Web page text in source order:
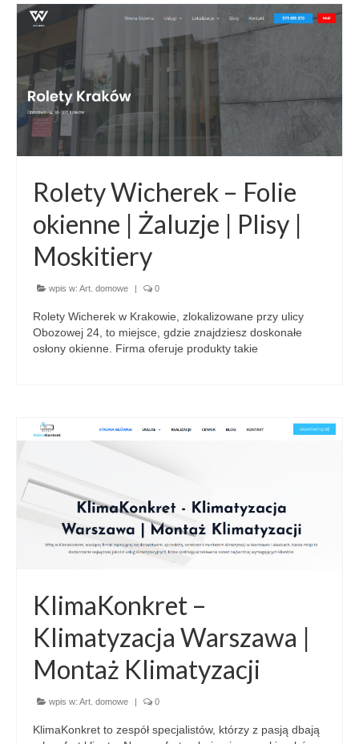
Rolety Wicherek – Folie
okienne | Żaluzje | Plisy |
Moskitiery
wpis w: Art. domowe | 0
Rolety Wicherek w Krakowie, zlokalizowane przy ulicy
Obozowej 24, to miejsce, gdzie znajdziesz doskonałe
osłony okienne. Firma oferuje produkty takie
KlimaKonkret –
Klimatyzacja Warszawa |
Montaż Klimatyzacji
wpis w: Art. domowe 0
KlimaKonkret to zespół specjalistów, którzy z pasją dbają